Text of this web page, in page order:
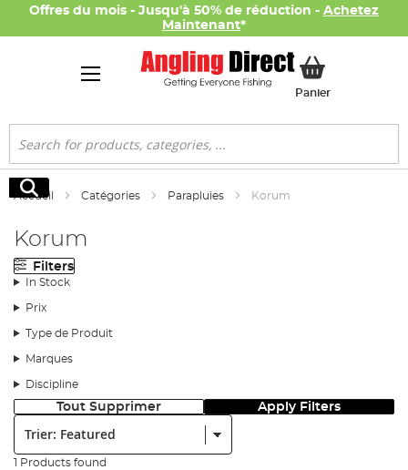
Offres du mois - Jusqu'à 50% de réduction - Achetez
Maintenant*
PanierMon panier
Rechercher
Rechercher
Accueil Catégories Parapluies Korum
Korum
Filters
In Stock
Prix
Type de Produit
Marques
Discipline
Tout Supprimer Apply Filters
1 Products found